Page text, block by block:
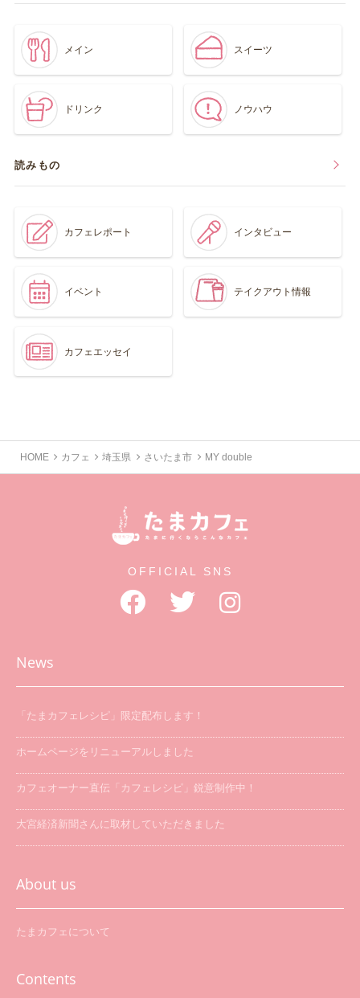
メイン スイーツ
ドリンク ノウハウ
読みもの
カフェレポート インタビュー
イベント テイクアウト情報
カフェエッセイ
HOME カフェ 埼玉県 さいたま市 MY double
OFFICIAL SNS
News
「たまカフェレシピ」限定配布します！
ホームページをリニューアルしました
カフェオーナー直伝「カフェレシピ」鋭意制作中！
大宮経済新聞さんに取材していただきました
About us
たまカフェについて
Contents